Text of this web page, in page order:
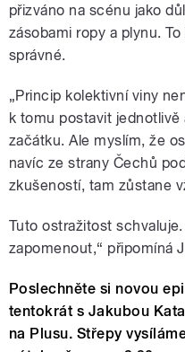
přizváno na scénu jako
zásobami ropy a plynu.
správné.
„Princip kolektivní viny
k tomu postavit
začátku. Ale myslím, že
navíc ze strany Čechů
zkušeností, tam zůstane
Tuto ostražitost
zapomenout,“ připomíná
Poslechněte si novou
tentokrát s Jakubou
na Plusu. Střepy